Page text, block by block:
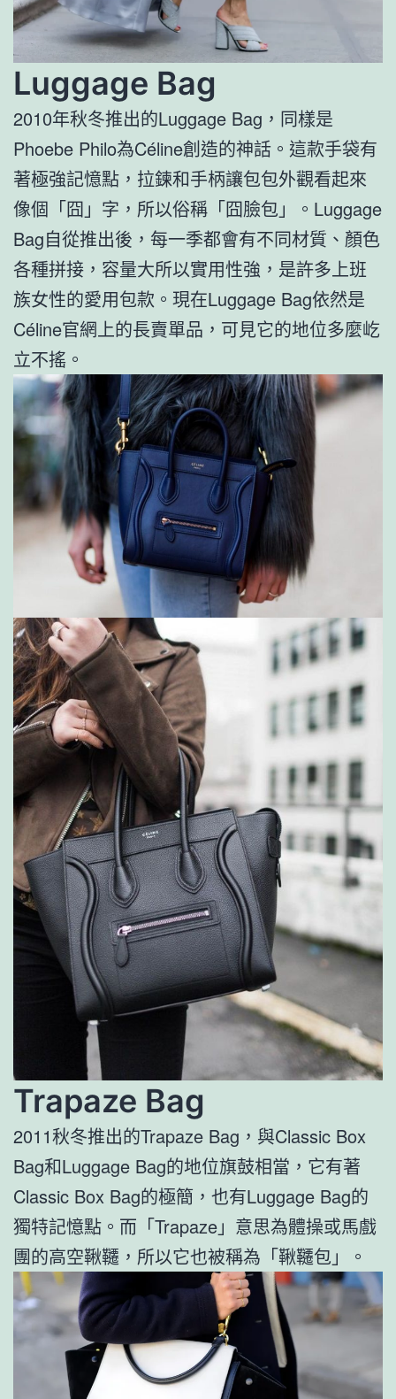
Luggage Bag
2010年秋冬推出的Luggage Bag，同樣是
Phoebe Philo為Céline創造的神話。這款手袋有
著極強記憶點，拉鍊和手柄讓包包外觀看起來
像個「囧」字，所以俗稱「囧臉包」。Luggage
Bag自從推出後，每一季都會有不同材質、顏色
各種拼接，容量大所以實用性強，是許多上班
族女性的愛用包款。現在Luggage Bag依然是
Céline官網上的長賣單品，可見它的地位多麼屹
立不搖。
Trapaze Bag
2011秋冬推出的Trapaze Bag，與Classic Box
Bag和Luggage Bag的地位旗鼓相當，它有著
Classic Box Bag的極簡，也有Luggage Bag的
獨特記憶點。而「Trapaze」意思為體操或馬戲
團的高空鞦韆，所以它也被稱為「鞦韆包」。